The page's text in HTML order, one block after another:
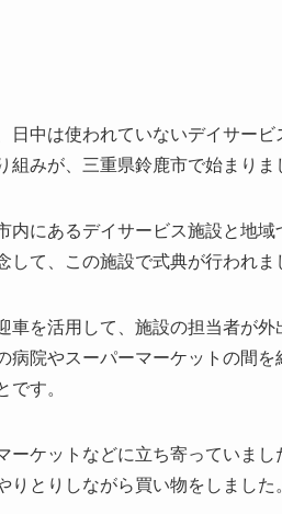
中は使われていないデイサービ
みが、三重県鈴鹿市で始まりま
にあるデイサービス施設と地域
て、この施設で式典が行われま
を活用して、施設の担当者が外
院やスーパーマーケットの間を
です。
ケットなどに立ち寄っていまし
とりしながら買い物をしました